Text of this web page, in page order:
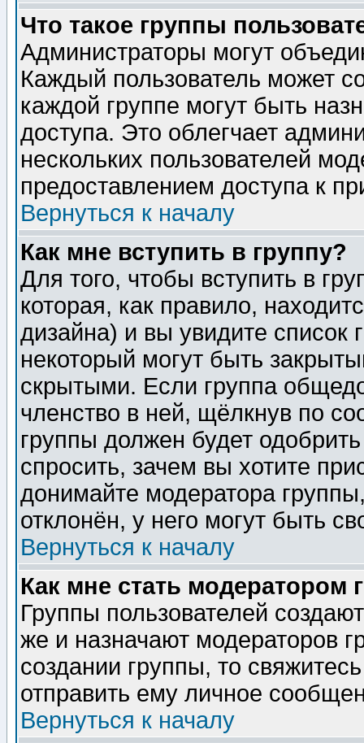
Что такое группы
Администраторы могут
Каждый пользователь может
каждой группе могут быть
доступа. Это облегчает
нескольких пользователей
предоставлением доступа к
Вернуться к началу
Как мне вступить в группу?
Для того, чтобы вступить в
которая, как правило,
дизайна) и вы увидите список
некоторый могут быть
скрытыми. Если группа
членство в ней, щёлкнув по
группы должен будет
спросить, зачем вы хотите
донимайте модератора
отклонён, у него могут быть
Вернуться к началу
Как мне стать модератором
Группы пользователей
же и назначают модераторов
создании группы, то
отправить ему личное
Вернуться к началу